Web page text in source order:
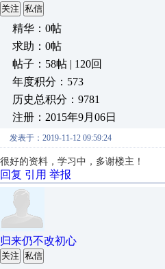
关注 私信
精华：0帖
求助：0帖
帖子：58帖 | 120回
年度积分：573
历史总积分：9781
注册：2015年9月06日
发表于：2019-11-12 09:59:24
很好的资料，学习中，多谢楼主！
回复 引用 举报
归来仍不改初心
关注 私信